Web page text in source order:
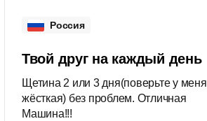
Россия
Твой друг на каждый день
Щетина 2 или 3 дня(поверьте у меня
жёсткая) без проблем. Отличная
Машина!!!